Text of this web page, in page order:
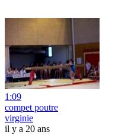
1:09
compet poutre
virginie
il y a 20 ans